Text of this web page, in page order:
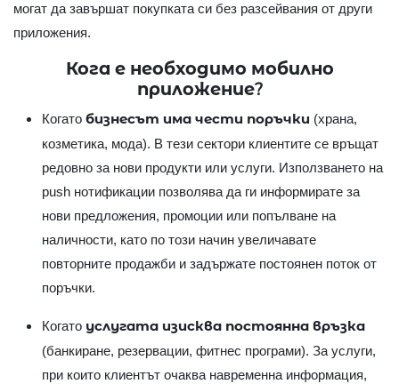
могат да завършат покупката си без разсейвания от други
приложения.
Кога е необходимо мобилно
приложение?
Когато бизнесът има чести поръчки (храна,
козметика, мода). В тези сектори клиентите се връщат
редовно за нови продукти или услуги. Използването на
push нотификации позволява да ги информирате за
нови предложения, промоции или попълване на
наличности, като по този начин увеличавате
повторните продажби и задържате постоянен поток от
поръчки.
Когато услугата изисква постоянна връзка
(банкиране, резервации, фитнес програми). За услуги,
при които клиентът очаква навременна информация,